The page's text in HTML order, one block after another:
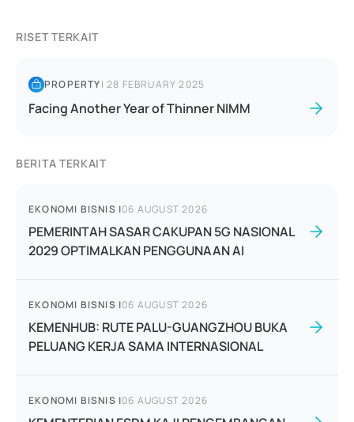
RISET TERKAIT
PROPERTY|28 FEBRUARY 2025
Facing Another Year of Thinner NIMM
BERITA TERKAIT
EKONOMI BISNIS |06 AUGUST 2026
PEMERINTAH SASAR CAKUPAN 5G NASIONAL
2029 OPTIMALKAN PENGGUNAAN AI
EKONOMI BISNIS |06 AUGUST 2026
KEMENHUB: RUTE PALU-GUANGZHOU BUKA
PELUANG KERJA SAMA INTERNASIONAL
EKONOMI BISNIS |06 AUGUST 2026